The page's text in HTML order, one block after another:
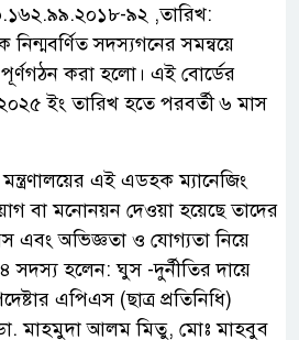
৯২ ,তারিখ:
সদস্যগনের সমন্বয়ে
করা হলো। এই বোর্ডের
ইং তারিখ হতে পরবর্তী ৬ মাস
মন্ত্রণালয়ের এই এডহক ম্যানেজিং
বা মনোনয়ন দেওয়া হয়েছে তাদের
এবং অভিজ্ঞতা ও যোগ্যতা নিয়ে
৪ সদস্য হলেন: ঘুস -দুর্নীতির দায়ে
এপিএস (ছাত্র প্রতিনিধি)
মাহমুদা আলম মিতু, মোঃ মাহবুব